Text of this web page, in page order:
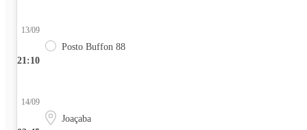
21:10
13/09
Posto Buffon 88
14/09
Joaçaba